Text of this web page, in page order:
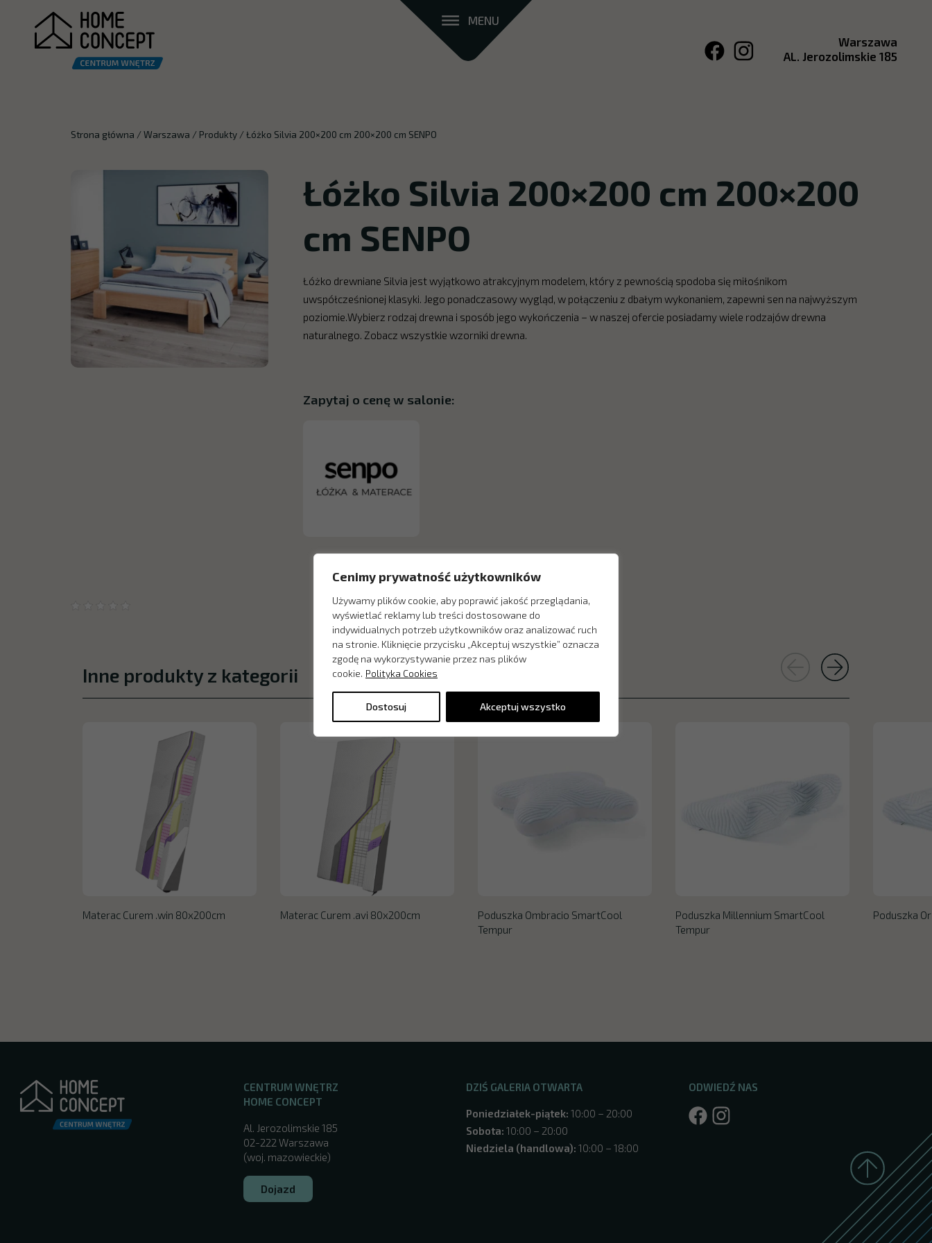
Cenimy prywatność użytkowników
Używamy plików cookie, aby poprawić jakość przeglądania,
wyświetlać reklamy lub treści dostosowane do
indywidualnych potrzeb użytkowników oraz analizować ruch
na stronie. Kliknięcie przycisku „Akceptuj wszystkie” oznacza
zgodę na wykorzystywanie przez nas plików
cookie. Polityka Cookies
Dostosuj Akceptuj wszystko
MENU
Warszawa
AL. Jerozolimskie 185
Strona główna /Warszawa /Produkty /Łóżko Silvia 200×200 cm 200×200 cm SENPO
Łóżko Silvia 200×200 cm 200×200
cm SENPO
Łóżko drewniane Silvia jest wyjątkowo atrakcyjnym modelem, który z pewnością spodoba się miłośnikom
uwspółcześnionej klasyki. Jego ponadczasowy wygląd, w połączeniu z dbałym wykonaniem, zapewni sen na najwyższym
poziomie.Wybierz rodzaj drewna i sposób jego wykończenia – w naszej ofercie posiadamy wiele rodzajów drewna
naturalnego. Zobacz wszystkie wzorniki drewna.
Zapytaj o cenę w salonie:
Inne produkty z kategorii
Materac Curem .win 80x200cm Materac Curem .avi 80x200cm
Poduszka Ombracio SmartCool
Tempur
Poduszka Millennium SmartCool
Tempur
Poduszka
CENTRUM WNĘTRZ
HOME CONCEPT
Al. Jerozolimskie 185
02-222 Warszawa
(woj. mazowieckie)
Dojazd
DZIŚ GALERIA OTWARTA
Poniedziałek-piątek: 10:00 – 20:00
Sobota: 10:00 – 20:00
Niedziela (handlowa): 10:00 – 18:00
ODWIEDŹ NAS